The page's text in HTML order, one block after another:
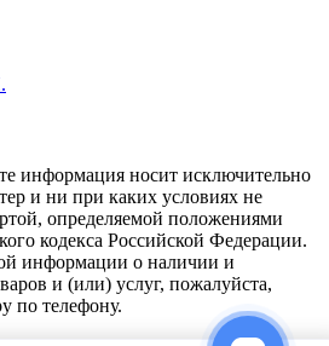
информация носит исключительно
и ни при каких условиях не
определяемой положениями
кодекса Российской Федерации.
информации о наличии и
и (или) услуг, пожалуйста,
по телефону.